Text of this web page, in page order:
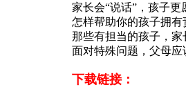
家长会“说话”，孩子更
怎样帮助你的孩子拥有
那些有担当的孩子，家
面对特殊问题，父母应
下载链接：